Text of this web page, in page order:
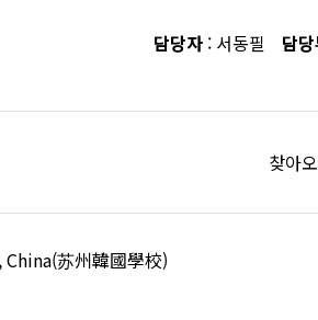
담당자 : 서동필 담
찾아
苏州韓國學校)